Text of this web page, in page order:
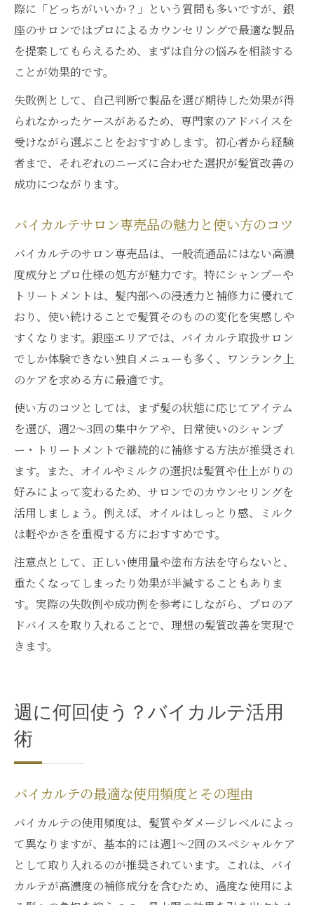
際に「どっちがいいか？」という質問も多いですが、銀
座のサロンではプロによるカウンセリングで最適な製品
を提案してもらえるため、まずは自分の悩みを相談する
ことが効果的です。
失敗例として、自己判断で製品を選び期待した効果が得
られなかったケースがあるため、専門家のアドバイスを
受けながら選ぶことをおすすめします。初心者から経験
者まで、それぞれのニーズに合わせた選択が髪質改善の
成功につながります。
バイカルテサロン専売品の魅力と使い方のコツ
バイカルテのサロン専売品は、一般流通品にはない高濃
度成分とプロ仕様の処方が魅力です。特にシャンプーや
トリートメントは、髪内部への浸透力と補修力に優れて
おり、使い続けることで髪質そのものの変化を実感しや
すくなります。銀座エリアでは、バイカルテ取扱サロン
でしか体験できない独自メニューも多く、ワンランク上
のケアを求める方に最適です。
使い方のコツとしては、まず髪の状態に応じてアイテム
を選び、週2～3回の集中ケアや、日常使いのシャンプ
ー・トリートメントで継続的に補修する方法が推奨され
ます。また、オイルやミルクの選択は髪質や仕上がりの
好みによって変わるため、サロンでのカウンセリングを
活用しましょう。例えば、オイルはしっとり感、ミルク
は軽やかさを重視する方におすすめです。
注意点として、正しい使用量や塗布方法を守らないと、
重たくなってしまったり効果が半減することもありま
す。実際の失敗例や成功例を参考にしながら、プロのア
ドバイスを取り入れることで、理想の髪質改善を実現で
きます。
週に何回使う？バイカルテ活用
術
バイカルテの最適な使用頻度とその理由
バイカルテの使用頻度は、髪質やダメージレベルによっ
て異なりますが、基本的には週1～2回のスペシャルケア
として取り入れるのが推奨されています。これは、バイ
カルテが高濃度の補修成分を含むため、過度な使用によ